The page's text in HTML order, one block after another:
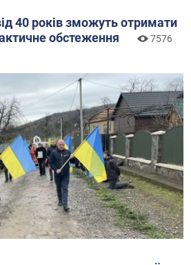
40 років зможуть отримати
обстеження
7576